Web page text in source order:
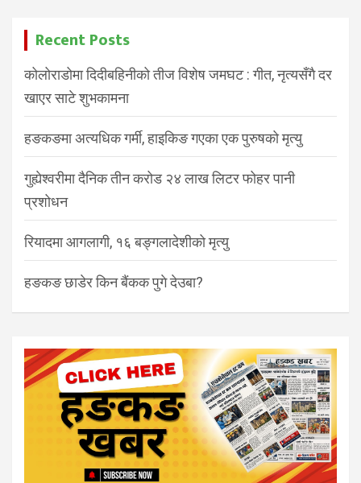
Recent Posts
कोलोराडोमा दिदीबहिनीको तीज विशेष जमघट : गीत, नृत्यसँगै दर
खाएर साटे शुभकामना
हङकङमा अत्यधिक गर्मी, हाइकिङ गएका एक पुरुषको मृत्यु
गुह्येश्वरीमा दैनिक तीन करोड २४ लाख लिटर फोहर पानी
प्रशोधन
रियादमा आगलागी, १६ बङ्गलादेशीको मृत्यु
हङकङ छाडेर किन बैंकक पुगे देउबा?